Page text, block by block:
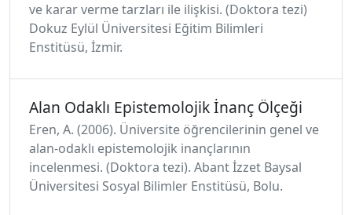
ve karar verme tarzları ile ilişkisi. (Doktora tezi)
Dokuz Eylül Üniversitesi Eğitim Bilimleri
Enstitüsü, İzmir.
Alan Odaklı Epistemolojik İnanç Ölçeği
Eren, A. (2006). Üniversite öğrencilerinin genel ve
alan-odaklı epistemolojik inançlarının
incelenmesi. (Doktora tezi). Abant İzzet Baysal
Üniversitesi Sosyal Bilimler Enstitüsü, Bolu.